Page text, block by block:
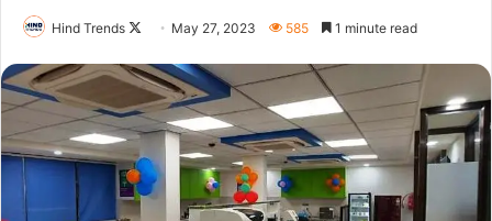
Hind Trends
Follow
X
May 27, 2023 585 1 minute read